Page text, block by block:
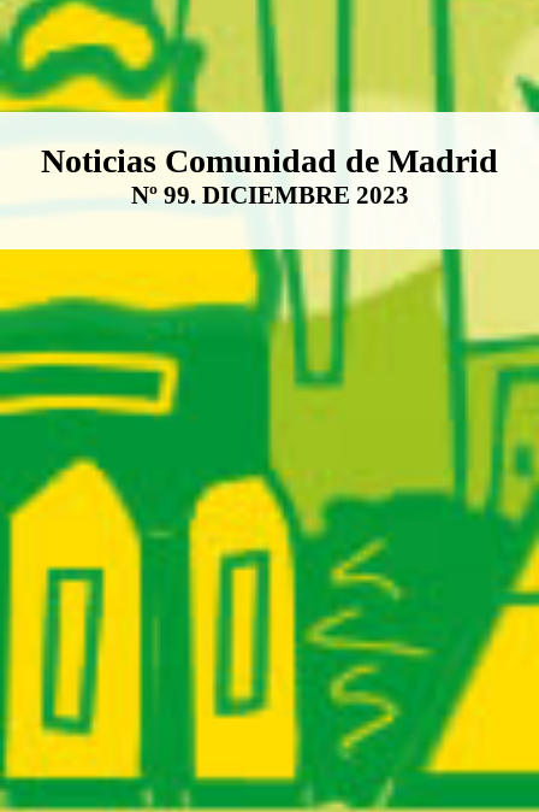
Boletín Noticias Comunidad de
Noticias Comunidad de Madrid
Nº 99. DICIEMBRE 2023